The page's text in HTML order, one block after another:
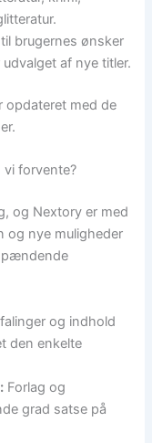
brugernes ønsker
af nye titler.
opdateret med de
vi forvente?
og Nextory er med
og nye muligheder
og indhold
den enkelte
Forlag og
grad satse på